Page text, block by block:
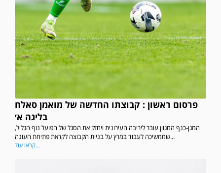
פרסום ראשון : קבוצתו החדשה של מואמן סאלח
בליגה א׳
המגן-כנף המגוון עובר ליריבה העירונית ויחזק את הסגל של הפועל נוף הגליל,
שממשיכה לעבוד במרץ על בניית הקבוצה לקראת פתיחת העונה...
קראו עוד...